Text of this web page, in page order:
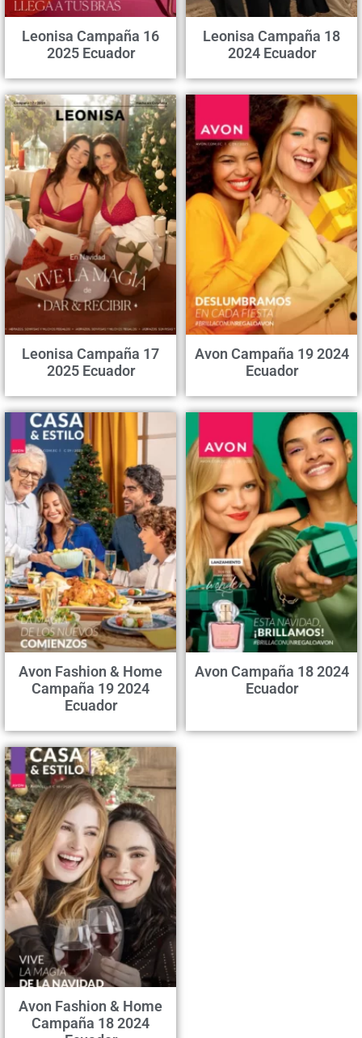
Leonisa Campaña 16
2025 Ecuador
Leonisa Campaña 18
2024 Ecuador
Leonisa Campaña 17
2025 Ecuador
Avon Campaña 19 2024
Ecuador
Avon Fashion & Home
Campaña 19 2024
Ecuador
Avon Campaña 18 2024
Ecuador
Avon Fashion & Home
Campaña 18 2024